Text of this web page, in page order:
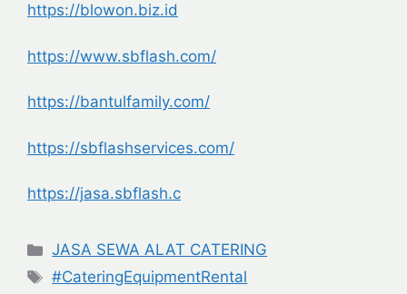
https://blowon.biz.id
https://www.sbflash.com/
https://bantulfamily.com/
https://sbflashservices.com/
https://jasa.sbflash.c
Categories
JASA SEWA ALAT CATERING
Tags
#CateringEquipmentRental